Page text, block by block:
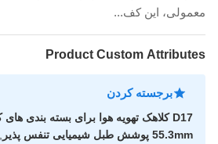
معمولی، این کف...
Product Custom Attributes
برجسته کردن
D17 کلاهک تهویه هوا برای بسته بندی های کشاورزی
55.3mm پوشش طبل شیمیایی تنفس پذیر